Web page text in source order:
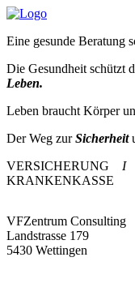
Eine gesunde Beratung
Die Gesundheit schützt
Leben.
Leben braucht Körper
Der Weg zurSicherheit
VERSICHERUNG I
KRANKENKASSE
VFZentrum Consulting
Landstrasse 179
5430 Wettingen